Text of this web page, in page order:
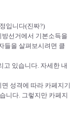
입니다(진짜?)
방선거에서 기본소득을
들을 살펴보시려면 클
고 있습니다. 자세한 내
성격에 따라 카페지기
니다. 그렇지만 카페지